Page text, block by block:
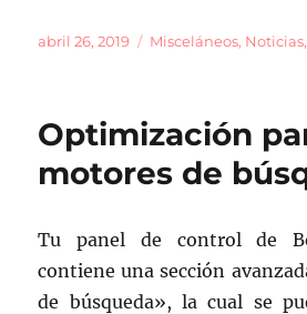
c
b
o
o
k
ai m
a
rt
ir
Publicado
abril 26, 2019 Categorías
Misceláneos, Noticias
Optimización
motores de
Tu panel de control de
contiene una sección
de búsqueda», la cual se